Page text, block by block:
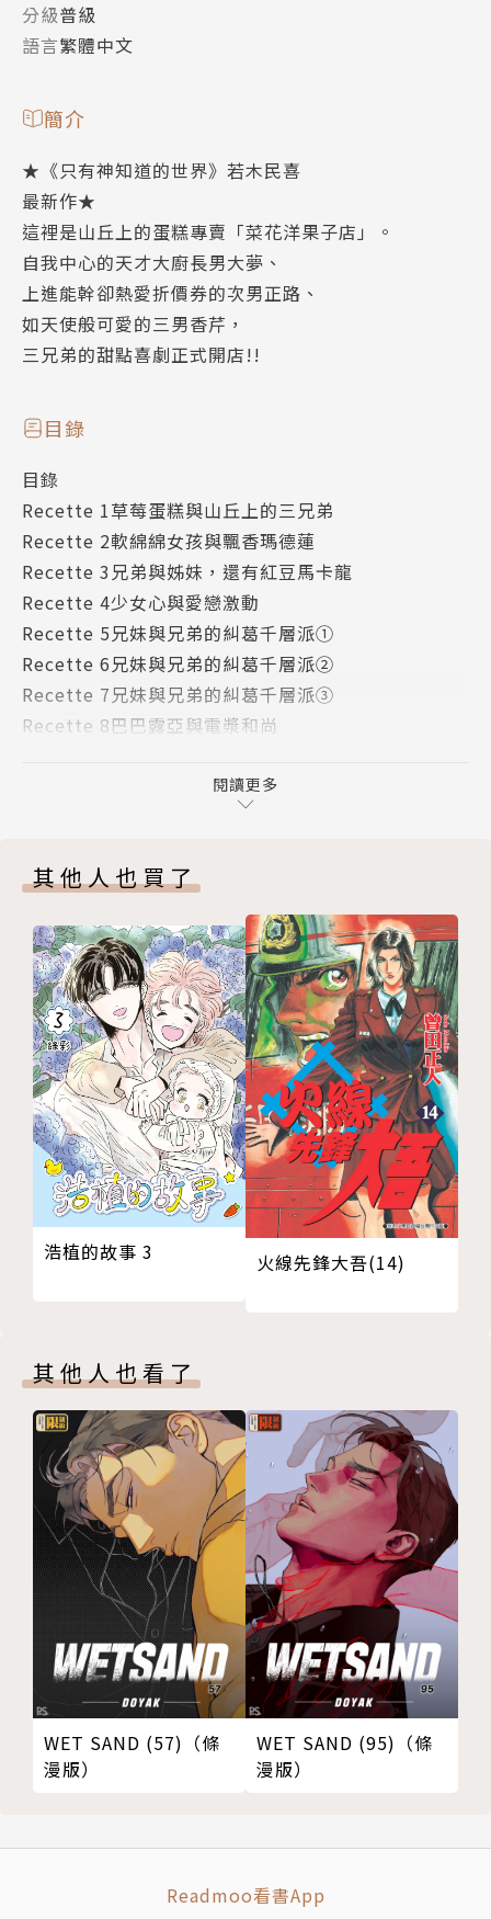
分級普級
語言繁體中文
簡介
★《只有神知道的世界》若木民喜
最新作★
這裡是山丘上的蛋糕專賣「菜花洋果子店」。
自我中心的天才大廚長男大夢、
上進能幹卻熱愛折價券的次男正路、
如天使般可愛的三男香芹，
三兄弟的甜點喜劇正式開店!!
目錄
目錄
Recette 1草莓蛋糕與山丘上的三兄弟
Recette 2軟綿綿女孩與飄香瑪德蓮
Recette 3兄弟與姊妹，還有紅豆馬卡龍
Recette 4少女心與愛戀激動
Recette 5兄妹與兄弟的糾葛千層派①
Recette 6兄妹與兄弟的糾葛千層派②
Recette 7兄妹與兄弟的糾葛千層派③
Recette 8巴巴露亞與電漿和尚
閱讀更多
其他人也買了
浩植的故事 3 火線先鋒大吾(14)
其他人也看了
WET SAND (57)（條
漫版）
WET SAND (95)（條
漫版）
Readmoo看書App